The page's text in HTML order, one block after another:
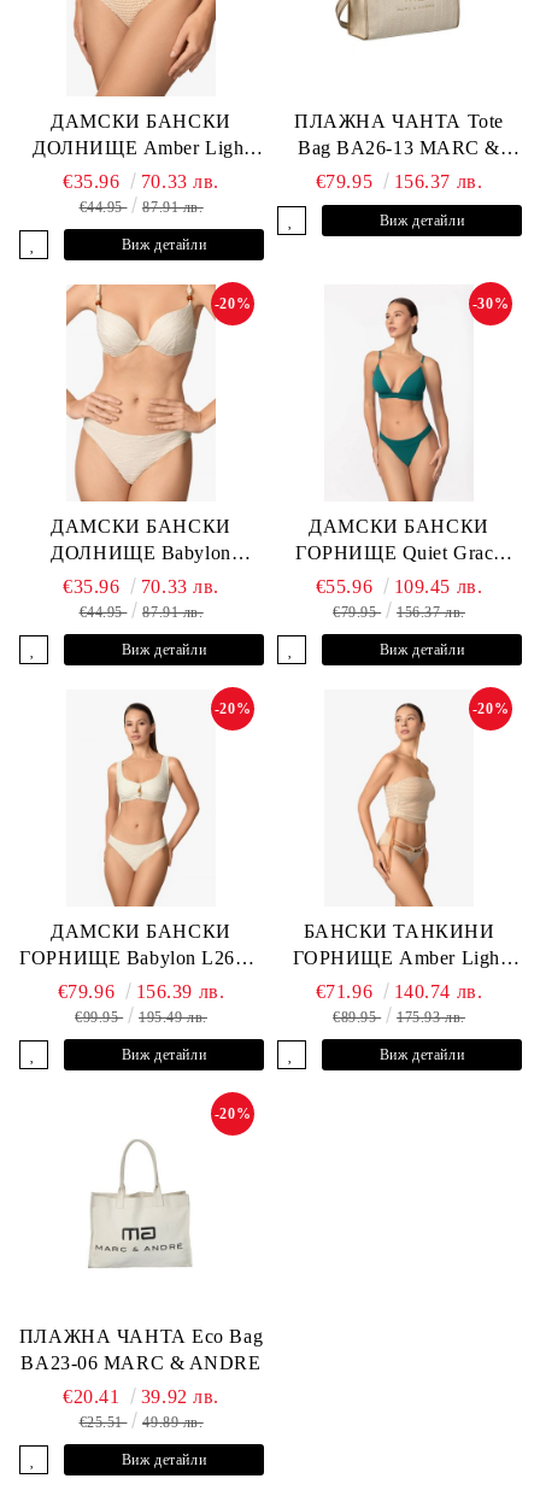
ДАМСКИ БАНСКИ
ДОЛНИЩЕ Amber Light
L2605-Z-MCB MARC &
ANDRE
€35.96 70.33 лв.
€44.95 87.91 лв.
Виж детайли
ПЛАЖНА ЧАНТА Tote
Bag BA26-13 MARC &
ANDRE
€79.95 156.37 лв.
Виж детайли
ДАМСКИ БАНСКИ
ДОЛНИЩЕ Babylon
L2613-Z-MTB MARC &
ANDRE
-20%
€35.96 70.33 лв.
€44.95 87.91 лв.
Виж детайли
ДАМСКИ БАНСКИ
ГОРНИЩЕ Quiet Grace
L2607-Y-352 MARC &
ANDRE
-30%
€55.96 109.45 лв.
€79.95 156.37 лв.
Виж детайли
ДАМСКИ БАНСКИ
ГОРНИЩЕ Babylon L2613-
YP-682 MARC & ANDRE
-20%
€79.96 156.39 лв.
€99.95 195.49 лв.
Виж детайли
БАНСКИ ТАНКИНИ
ГОРНИЩЕ Amber Light
L2605-Y-803 MARC &
ANDRE
-20%
€71.96 140.74 лв.
€89.95 175.93 лв.
Виж детайли
ПЛАЖНА ЧАНТА Eco Bag
BA23-06 MARC & ANDRE
-20%
€20.41 39.92 лв.
€25.51 49.89 лв.
Виж детайли